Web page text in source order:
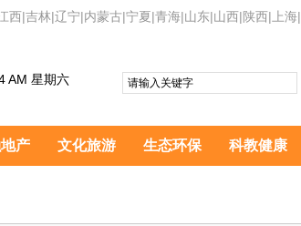
西|吉林|辽宁|内蒙古|宁夏|青海|山东|山西|陕西| 上海|
AM 星期六
产 文化旅游 生态环保 科教健康